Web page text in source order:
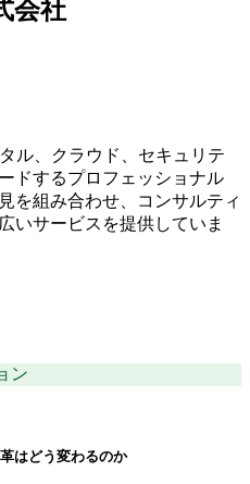
会社
ル、クラウド、セキュリテ
ドするプロフェッショナル
を組み合わせ、コンサルティ
いサービスを提供していま
ン
はどう変わるのか